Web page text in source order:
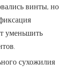
винты, но
уменьшить
сухожилия